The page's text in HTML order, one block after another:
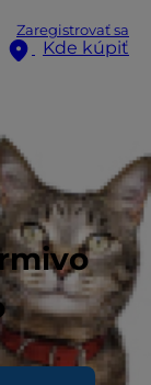
Zaregistrovať sa
Kde kúpiť